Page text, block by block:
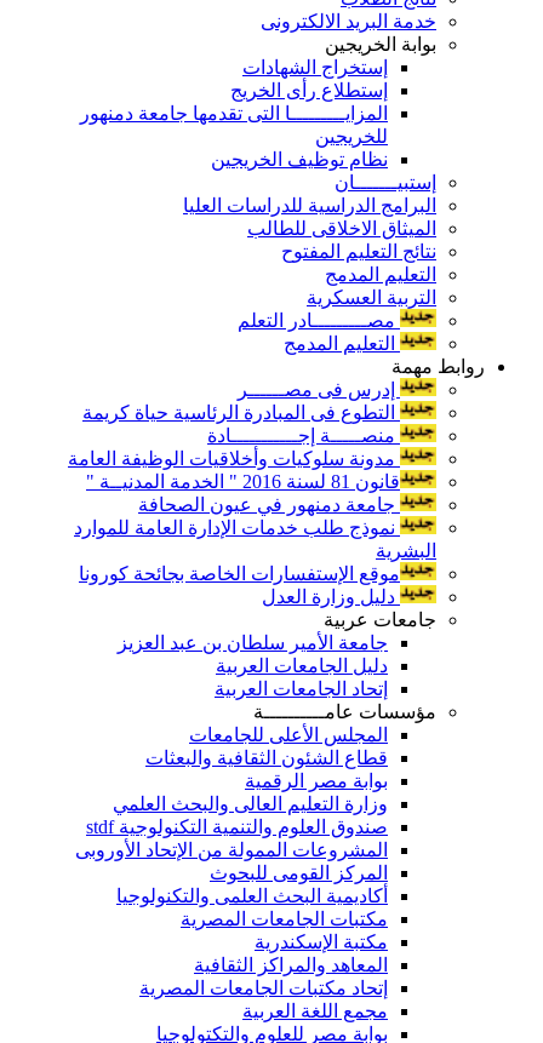
خدمة البريد الالكترونى
بوابة الخريجين
إستخراج الشهادات
إستطلاع رأى الخريج
المزايـــــــــا التى تقدمها جامعة دمنهور
للخريجين
نظام توظيف الخريجين
إستبيـــــــان
البرامج الدراسية للدراسات العليا
الميثاق الاخلاقى للطالب
نتائج التعليم المفتوح
التعليم المدمج
التربية العسكرية
مصـــــــــادر التعلم
التعليم المدمج
روابط مهمة
إدرس فى مصــــــر
التطوع فى المبادرة الرئاسية حياة كريمة
منصـــــة إجـــــــــــادة
مدونة سلوكيات وأخلاقيات الوظيفة العامة
قانون 81 لسنة 2016 " الخدمة المدنيــة "
جامعة دمنهور في عيون الصحافة
نموذج طلب خدمات الإدارة العامة للموارد
البشرية
موقع الإستفسارات الخاصة بجائحة كورونا
دليل وزارة العدل
جامعات عربية
جامعة الأمير سلطان بن عبد العزيز
دليل الجامعات العربية
إتحاد الجامعات العربية
مؤسسات عامــــــــــة
المجلس الأعلى للجامعات
قطاع الشئون الثقافية والبعثات
بوابة مصر الرقمية
وزارة التعليم العالى والبحث العلمي
صندوق العلوم والتنمية التكنولوجية stdf
المشروعات الممولة من الإتحاد الأوروبى
المركز القومى للبحوث
أكاديمية البحث العلمى والتكنولوجيا
مكتبات الجامعات المصرية
مكتبة الإسكندرية
المعاهد والمراكز الثقافية
إتحاد مكتبات الجامعات المصرية
مجمع اللغة العربية
بوابة مصر للعلوم والتكتولوجيا